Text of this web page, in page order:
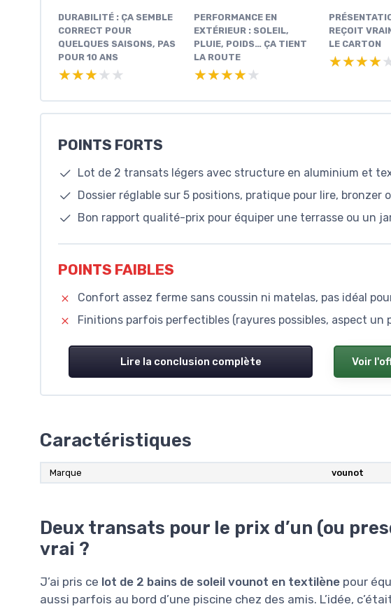
DURABILITÉ : ÇA SEMBLE
CORRECT POUR
QUELQUES SAISONS, PAS
POUR 10 ANS
★★★★★
★★★★★
PERFORMANCE EN
EXTÉRIEUR : SOLEIL,
PLUIE, POIDS… ÇA TIENT
LA ROUTE
★★★★★
★★★★★
REÇOIT
LE CARTON
POINTS FORTS
Lot de 2 transats légers avec structure en aluminium et
Dossier réglable sur 5 positions, pratique pour lire, bronzer
Bon rapport qualité-prix pour équiper une terrasse ou un
POINTS FAIBLES
Confort assez ferme sans coussin ni matelas, pas idéal
Finitions parfois perfectibles (rayures possibles, aspect un
Lire la conclusion complète Voir
Caractéristiques
Marque vounot
Deux transats pour le prix d’un (ou
vrai ?
J’ai pris ce lot de 2 bains de soleil vounot en textilène pour
aussi parfois au bord d’une piscine chez des amis. L’idée,